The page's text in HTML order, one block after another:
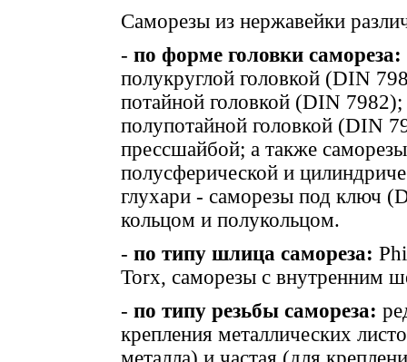
Саморезы из нержавейки
- по форме головки самореза:
полукруглой головкой (DIN
потайной головкой (DIN 7982);
полупотайной головкой (DIN
прессшайбой; а также
полусферической и
глухари - саморезы под ключ (
кольцом и полукольцом.
- по типу шлица самореза:
Torx, саморезы с внутренним
- по типу резьбы самореза:
крепления металлических